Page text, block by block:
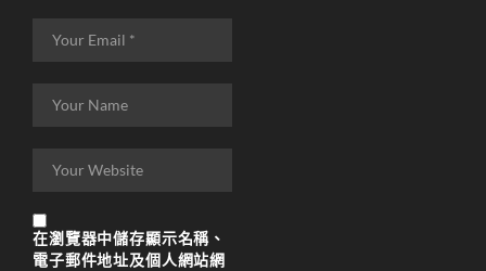
在瀏覽器中儲存顯示名稱、
電子郵件地址及個人網站網